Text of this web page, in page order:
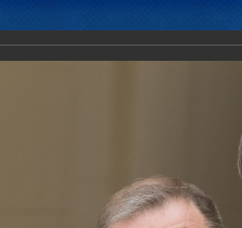
Новости Документы